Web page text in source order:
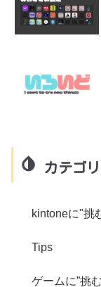
カテゴ
kintoneに"挑
Tips
ゲームに”挑